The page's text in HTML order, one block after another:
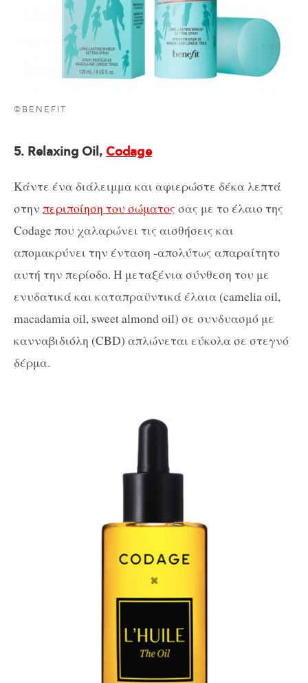
©BENEFIT
5. Relaxing Oil, Codage
Κάντε ένα διάλειμμα και αφιερώστε δέκα λεπτά
στην περιποίηση του σώματος σας με τo έλαιο της
Codage που χαλαρώνει τις αισθήσεις και
απομακρύνει την ένταση -απολύτως απαραίτητο
αυτή την περίοδο. Η μεταξένια σύνθεση του με
ενυδατικά και καταπραϋντικά έλαια (camelia oil,
macadamia oil, sweet almond oil) σε συνδυασμό με
κανναβιδιόλη (CBD) απλώνεται εύκολα σε στεγνό
δέρμα.